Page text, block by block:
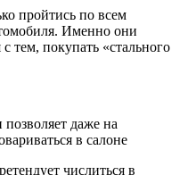
пройтись по всем
Именно они
тем, покупать «стального
даже на
в салоне
числиться в